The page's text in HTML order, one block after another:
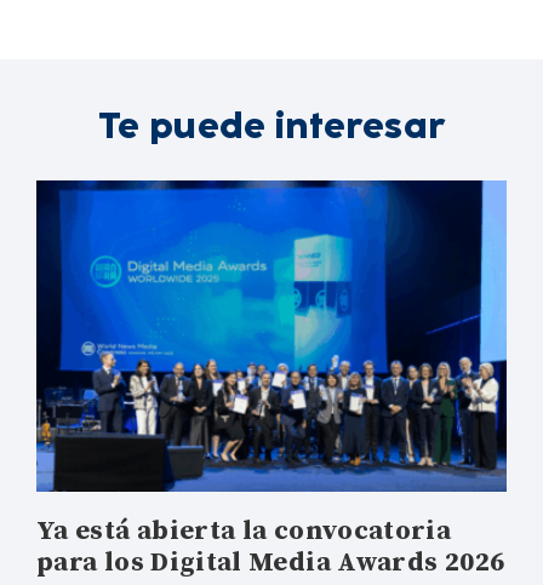
Te puede interesar
Ya está abierta la convocatoria
para los Digital Media Awards 2026